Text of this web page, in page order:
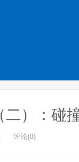
二）：碰
评论(0)